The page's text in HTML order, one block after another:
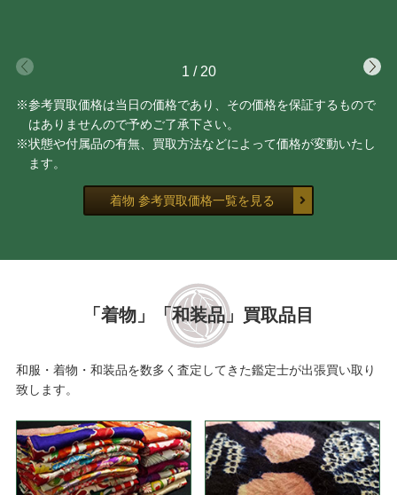
1 / 20
※参考買取価格は当日の価格であり、その価格を保証するもので
はありませんので予めご了承下さい。
※状態や付属品の有無、買取方法などによって価格が変動いたし
ます。
着物 参考買取価格一覧を見る
「着物」「和装品」買取品目
和服・着物・和装品を数多く査定してきた鑑定士が出張買い取り
致します。